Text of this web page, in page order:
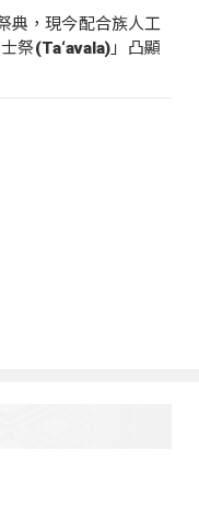
典，現今配合族人工
祭(Ta‘avala)」凸顯